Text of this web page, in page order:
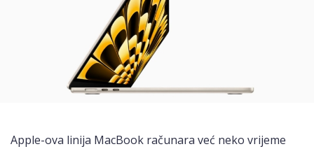
Apple-ova linija MacBook računara već neko vrijeme